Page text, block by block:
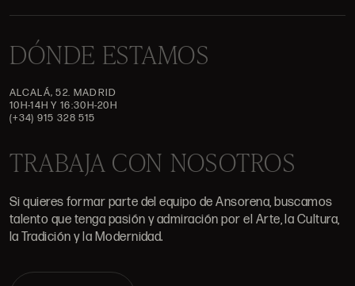
DÓNDE ESTAMOS
ALCALÁ, 52. MADRID
10H-14H Y 16:30H-20H
(+34) 915 328 515
TRABAJA CON NOSOTROS
Si quieres formar parte del equipo de Ansorena, buscamos
talento que tenga pasión y admiración por el Arte, la Cultura,
la Tradición y la Modernidad.